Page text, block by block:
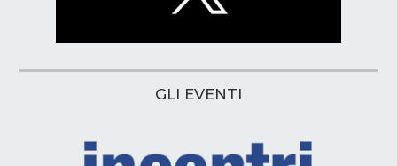
GLI EVENTI